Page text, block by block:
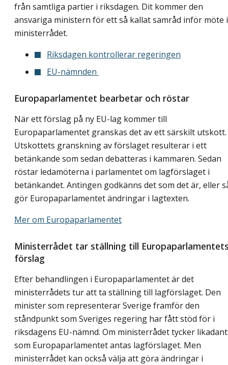
från samtliga partier i riksdagen. Dit kommer den
ansvariga ministern för ett så kallat samråd inför möte i
ministerrådet.
Riksdagen kontrollerar regeringen
EU-nämnden
Europaparlamentet bearbetar och röstar
När ett förslag på ny EU-lag kommer till
Europaparlamentet granskas det av ett särskilt utskott.
Utskottets granskning av förslaget resulterar i ett
betänkande som sedan debatteras i kammaren. Sedan
röstar ledamöterna i parlamentet om lagförslaget i
betänkandet. Antingen godkänns det som det är, eller
gör Europaparlamentet ändringar i lagtexten.
Mer om Europaparlamentet
Ministerrådet tar ställning till
förslag
Efter behandlingen i Europaparlamentet är det
ministerrådets tur att ta ställning till lagförslaget. Den
minister som representerar Sverige framför den
ståndpunkt som Sveriges regering har fått stöd för i
riksdagens EU-nämnd. Om ministerrådet tycker likadant
som Europaparlamentet antas lagförslaget. Men
ministerrådet kan också välja att göra ändringar i